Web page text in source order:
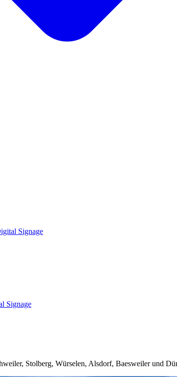
Signage
Signage
Stolberg, Würselen, Alsdorf, Baesweiler und